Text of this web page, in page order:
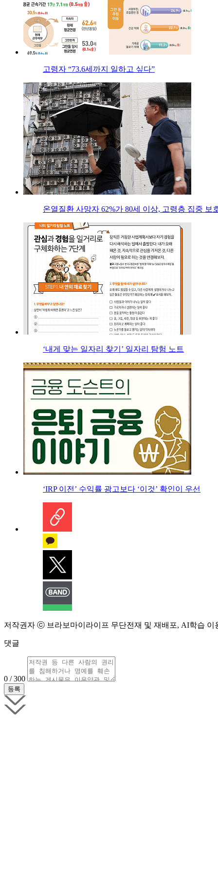
고령자 “73.6세까지 일하고 싶다”
온열질환 사망자 62%가 80세 이상, 고령층 집중 보
‘내게 맞는 일자리 찾기’ 일자리 탐험 노트
‘IRP 이전’ 수익률 광고보다 ‘이것’ 확인이 우선
저작권자 ⓒ 브라보마이라이프 무단전재 및 재배포, AI학습 이
댓글
0 / 300